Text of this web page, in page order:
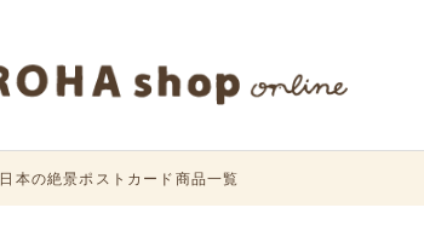
日本の絶景ポストカード商品一覧